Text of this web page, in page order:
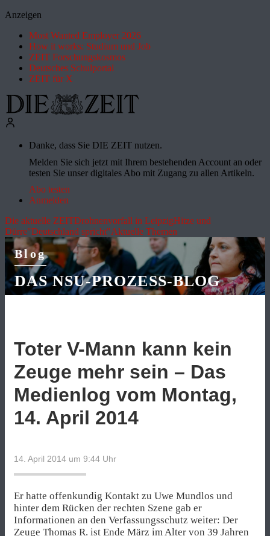
Anzeigen
Most Wanted Employer 2026
How it works: Studium und Job
ZEIT Forschungskosmos
Deutsches Schulportal
ZEIT für X
Danke, dass Sie DIE ZEIT nutzen.
Melden Sie sich jetzt mit Ihrem bestehenden Account an oder
testen Sie unser digitales Abo mit Zugang zu allen Artikeln.
Abo testen
Anmelden
Die aktuelle ZEITDrohnenvorfall in LeipzigHitze und
Dürre"Deutschland spricht"Aktuelle Themen
Blog
DAS NSU-PROZESS-BLOG
Toter V-Mann kann kein
Zeuge mehr sein – Das
Medienlog vom Montag,
14. April 2014
14. April 2014 um 9:44 Uhr
Er hatte offenkundig Kontakt zu Uwe Mundlos und
hinter dem Rücken der rechten Szene gab er
Informationen an den Verfassungsschutz weiter: Der
Zeuge Thomas R. ist Ende März im Alter von 39 Jahren